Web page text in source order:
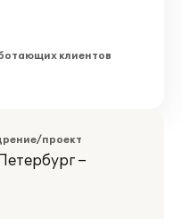
клиентов
проект
–